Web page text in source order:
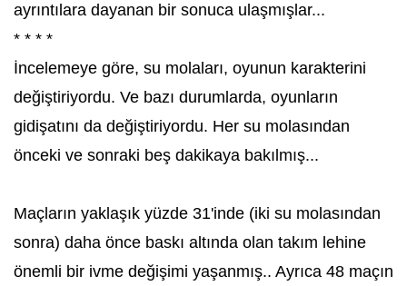
ayrıntılara dayanan bir sonuca ulaşmışlar...
* * * *
İncelemeye göre, su molaları, oyunun karakterini
değiştiriyordu. Ve bazı durumlarda, oyunların
gidişatını da değiştiriyordu. Her su molasından
önceki ve sonraki beş dakikaya bakılmış...
Maçların yaklaşık yüzde 31'inde (iki su molasından
sonra) daha önce baskı altında olan takım lehine
önemli bir ivme değişimi yaşanmış.. Ayrıca 48 maçın